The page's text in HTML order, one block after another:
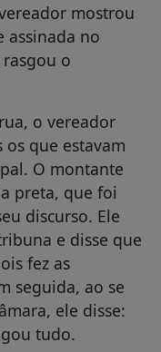
mostrou
assinada no
o
o vereador
que estavam
O montante
preta, que foi
discurso. Ele
e disse que
fez as
seguida, ao se
ele disse:
tudo.